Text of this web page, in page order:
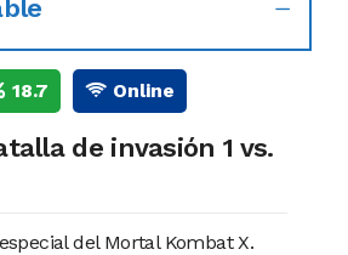
18.7 Online
de invasión 1 vs.
del Mortal Kombat X.